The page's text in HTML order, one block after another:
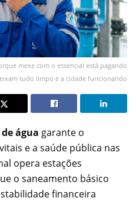
mexe com o essencial está pagando
tudo limpo e a cidade funcionando
água garante o
e a saúde pública nas
opera estações
o saneamento básico
financeira